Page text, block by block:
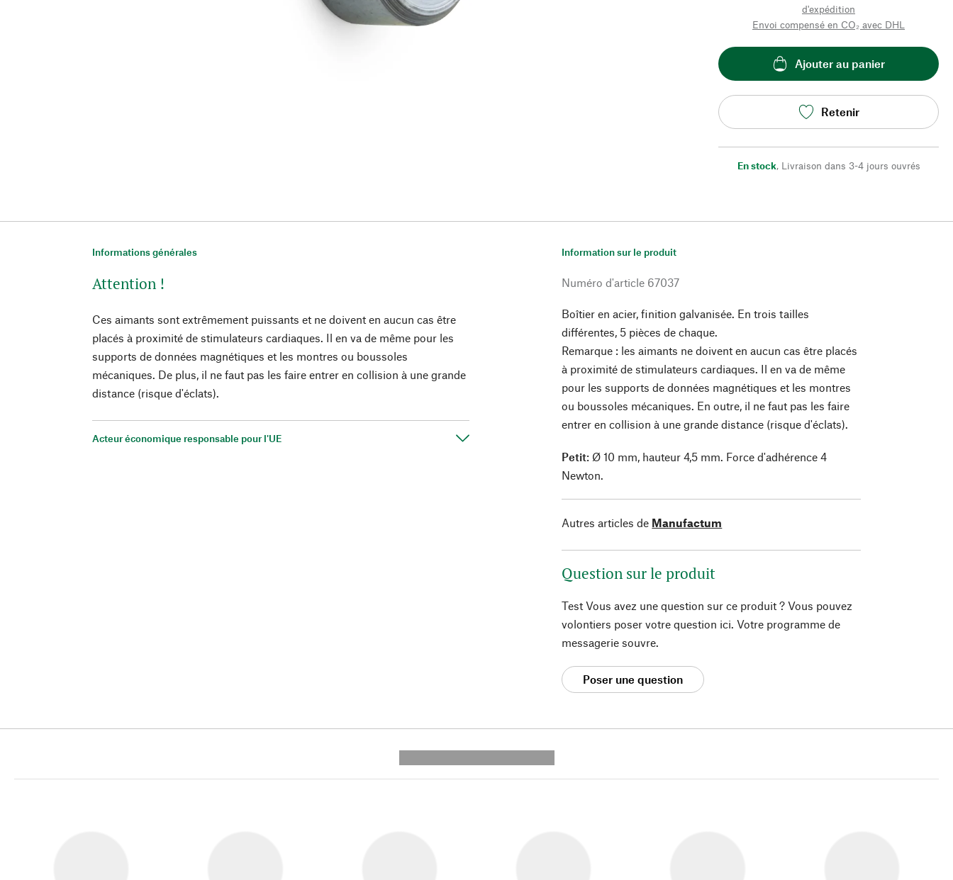
d'expédition
Envoi compensé en CO₂ avec DHL
Ajouter au panier
Retenir
En stock, Livraison dans 3-4 jours ouvrés
Informations générales
Attention !
Ces aimants sont extrêmement puissants et ne doivent en aucun cas être
placés à proximité de stimulateurs cardiaques. Il en va de même pour les
supports de données magnétiques et les montres ou boussoles
mécaniques. De plus, il ne faut pas les faire entrer en collision à une grande
distance (risque d'éclats).
Acteur économique responsable pour l'UE
Information sur le produit
Numéro d'article 67037
Boîtier en acier, finition galvanisée. En trois tailles
différentes, 5 pièces de chaque.
Remarque : les aimants ne doivent en aucun cas être placés
à proximité de stimulateurs cardiaques. Il en va de même
pour les supports de données magnétiques et les montres
ou boussoles mécaniques. En outre, il ne faut pas les faire
entrer en collision à une grande distance (risque d'éclats).
Petit: Ø 10 mm, hauteur 4,5 mm. Force d'adhérence 4
Newton.
Autres articles de Manufactum
Question sur le produit
Test Vous avez une question sur ce produit ? Vous pouvez
volontiers poser votre question ici. Votre programme de
messagerie souvre.
Poser une question